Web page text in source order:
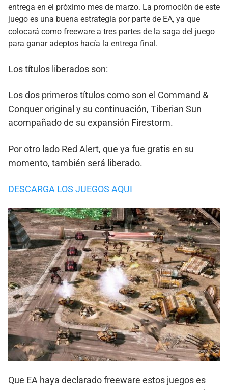
entrega en el próximo mes de marzo. La promoción de este
juego es una buena estrategia por parte de EA, ya que
colocará como freeware a tres partes de la saga del juego
para ganar adeptos hacía la entrega final.
Los títulos liberados son:
Los dos primeros títulos como son el Command &
Conquer original y su continuación, Tiberian Sun
acompañado de su expansión Firestorm.
Por otro lado Red Alert, que ya fue gratis en su
momento, también será liberado.
DESCARGA LOS JUEGOS AQUI
Que EA haya declarado freeware estos juegos es